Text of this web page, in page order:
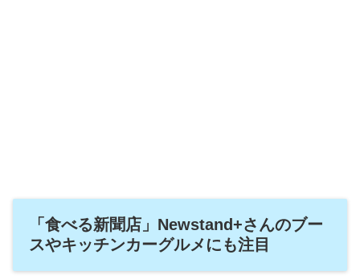
「食べる新聞店」Newstand+さんのブー
スやキッチンカーグルメにも注目